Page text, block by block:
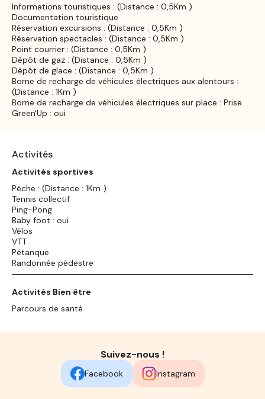
Informations touristiques : (Distance : 0,5Km )
Documentation touristique
Réservation excursions : (Distance : 0,5Km )
Réservation spectacles : (Distance : 0,5Km )
Point courrier : (Distance : 0,5Km )
Dépôt de gaz : (Distance : 0,5Km )
Dépôt de glace : (Distance : 0,5Km )
Borne de recharge de véhicules électriques aux alentours :
(Distance : 1Km )
Borne de recharge de véhicules électriques sur place : Prise
Green'Up : oui
Activités
Activités sportives
Pêche : (Distance : 1Km )
Tennis collectif
Ping-Pong
Baby foot : oui
Vélos
VTT
Pétanque
Randonnée pédestre
Activités Bien être
Parcours de santé
Suivez-nous !
Facebook Instagram